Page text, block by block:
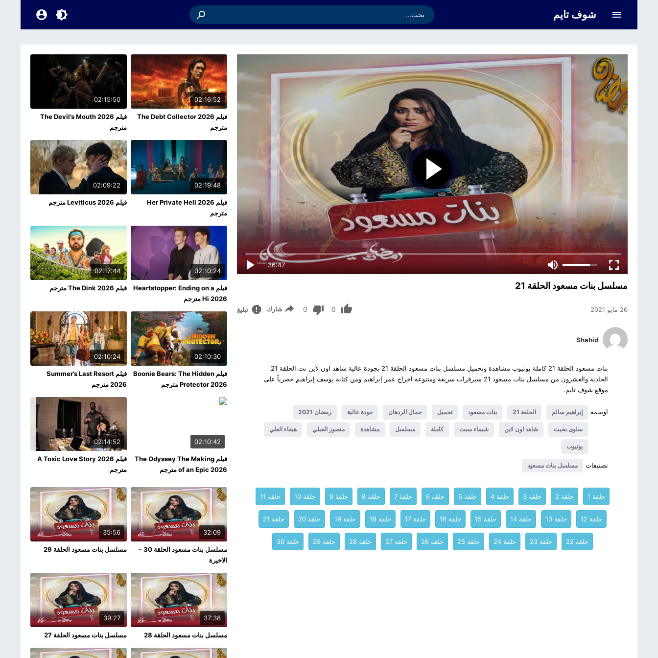
شوف تايم
36:47
مسلسل بنات مسعود الحلقة 21
26 مايو 2021 0
0 شارك تبليغ
Shahid
بنات مسعود الحلقة 21 كاملة يوتيوب مشاهدة وتحميل مسلسل بنات مسعود الحلقة 21 بجودة عالية شاهد اون لاين نت الحلقة 21
الحادية والعشرون من مسلسل بنات مسعود 21 سيرفرات سريعة ومتنوعة اخراج عمر إبراهيم ومن كتابة يوسف إبراهيم حصرياً على
موقع شوف تايم.
اوسمة إبراهيم سالم الحلقة 21 بنات مسعود تحميل جمال الردهان جودة عالية رمضان 2021
سلوى بخيت شاهد اون لاين شيماء سبت كاملة مسلسل مشاهدة منصور الفيلي هيفاء العلي
يوتيوب
تصنيفات مسلسل بنات مسعود
حلقة 1 حلقة 2 حلقة 3 حلقة 4 حلقة 5 حلقة 6 حلقة 7 حلقة 8 حلقة 9 حلقة 10 حلقة 11
حلقة 12 حلقة 13 حلقة 14 حلقة 15 حلقة 16 حلقة 17 حلقة 18 حلقة 19 حلقة 20 حلقة 21
حلقة 22 حلقة 23 حلقة 24 حلقة 25 حلقة 26 حلقة 27 حلقة 28 حلقة 29 حلقة 30
02:16:52
فيلم The Debt Collector 2026
مترجم
02:15:50
فيلم The Devil’s Mouth 2026
مترجم
02:19:48
فيلم Her Private Hell 2026
مترجم
02:09:22
فيلم Leviticus 2026 مترجم
02:10:24
فيلم Heartstopper: Ending on a
Hi 2026 مترجم
02:17:44
فيلم The Dink 2026 مترجم
02:10:30
فيلم Boonie Bears: The Hidden
Protector 2026 مترجم
02:10:24
فيلم Summer’s Last Resort
2026 مترجم
02:10:42
فيلم The Odyssey The Making
of an Epic 2026 مترجم
02:14:52
فيلم A Toxic Love Story 2026
مترجم
32:09
مسلسل بنات مسعود الحلقة 30 –
الاخيرة
35:56
مسلسل بنات مسعود الحلقة 29
37:38
مسلسل بنات مسعود الحلقة 28
39:27
مسلسل بنات مسعود الحلقة 27